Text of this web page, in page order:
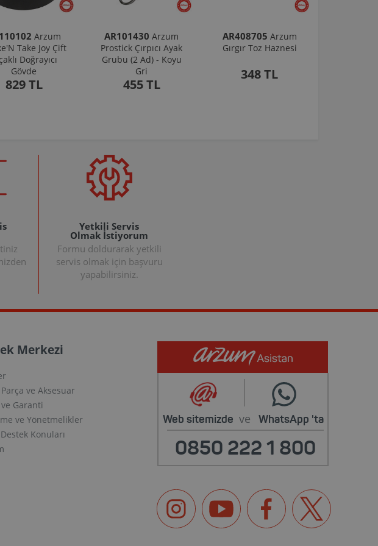
Arzum
Take Joy Çift
Doğrayıcı
Gövde
829 TL
AR101430 Arzum
Prostick Çırpıcı Ayak
Grubu (2 Ad) - Koyu
Gri
455 TL
AR408705 Arzum
Gırgır Toz Haznesi
348 TL
Yetkili Servis
Olmak İstiyorum
Formu doldurarak yetkili
servis olmak için başvuru
yapabilirsiniz.
Merkezi
ve Aksesuar
Garanti
ve Yönetmelikler
Konuları
Web sitemizde ve WhatsApp 'ta
0850 222 1 800